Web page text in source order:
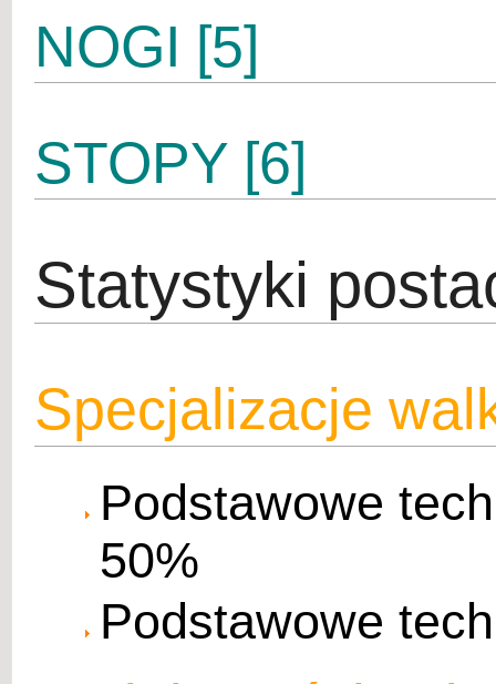
NOGI [5]
STOPY [6]
Statystyki
Specjalizacje
Podstawowe
50%
Podstawowe